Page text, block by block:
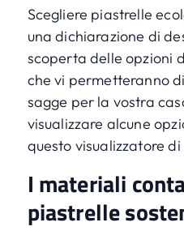
Scegliere piastrelle
una dichiarazione di
scoperta delle opzioni
che vi permetteranno
sagge per la vostra
visualizzare alcune
questo visualizzatore
I materiali
piastrelle